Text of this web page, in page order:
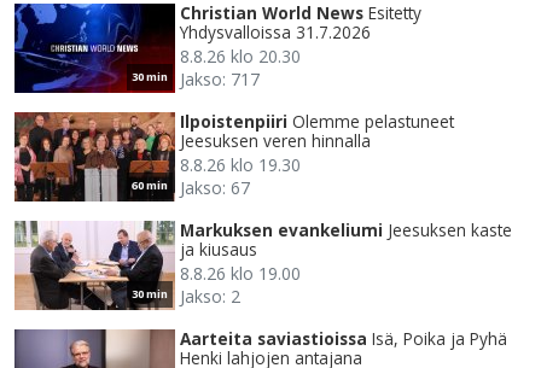
30 min
Christian World News Esitetty
Yhdysvalloissa 31.7.2026
8.8.26 klo 20.30
Jakso: 717
60 min
Ilpoistenpiiri Olemme pelastuneet
Jeesuksen veren hinnalla
8.8.26 klo 19.30
Jakso: 67
30 min
Markuksen evankeliumi Jeesuksen kaste
ja kiusaus
8.8.26 klo 19.00
Jakso: 2
Aarteita saviastioissa Isä, Poika ja Pyhä
Henki lahjojen antajana